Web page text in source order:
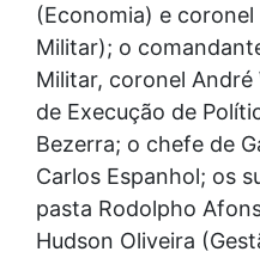
(Economia) e
Militar); o
Militar, coronel André
de Execução de
Bezerra; o chefe de
Carlos Espanhol; os
pasta Rodolpho
Hudson Oliveira